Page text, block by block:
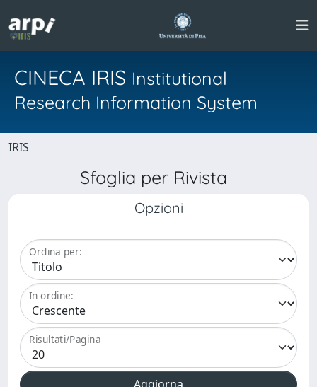
CINECA IRIS Institutional
Research Information System
IRIS
Sfoglia per Rivista
Opzioni
Ordina per:
In ordine:
Risultati/Pagina